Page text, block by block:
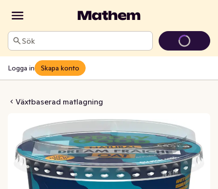
Sök
Logga in Skapa konto
Växtbaserad matlagning
Glutenfri 14%